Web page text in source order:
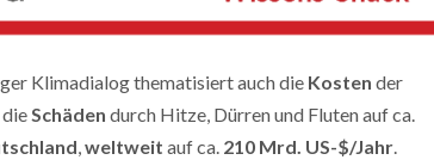
Klimadialog thematisiert auch die Kosten der
dieSchäden durch Hitze, Dürren und Fluten auf ca.
,weltweit auf ca. 210 Mrd. US-$/Jahr.